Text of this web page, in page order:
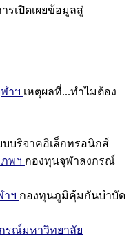
ารเปิดเผยข้อมูลสู่
าฯ เหตุผลที่...ทำไมต้อง
บบริจาคอิเล็กทรอนิกส์
พฯ กองทุนจุฬาลงกรณ์
าฯ กองทุนภูมิคุ้มกันบำบัด
รณ์มหาวิทยาลัย